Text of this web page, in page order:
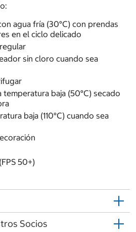
agua fría (30°C) con prendas
en el ciclo delicado
sin cloro cuando sea
temperatura baja (50°C) secado
baja (110°C) cuando sea
50+)
Socios